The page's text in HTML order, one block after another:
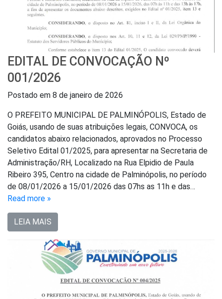
EDITAL DE CONVOCAÇÃO Nº
001/2026
Postado em 8 de janeiro de 2026
O PREFEITO MUNICIPAL DE PALMINÓPOLIS, Estado de
Goiás, usando de suas atribuições legais, CONVOCA, os
candidatos abaixo relacionados, aprovados no Processo
Seletivo Edital 01/2025, para apresentar na Secretaria de
Administração/RH, Localizado na Rua Elpidio de Paula
Ribeiro 395, Centro na cidade de Palminópolis, no período
de 08/01/2026 a 15/01/2026 das 07hs as 11h e das…
Read more »
LEIA MAIS